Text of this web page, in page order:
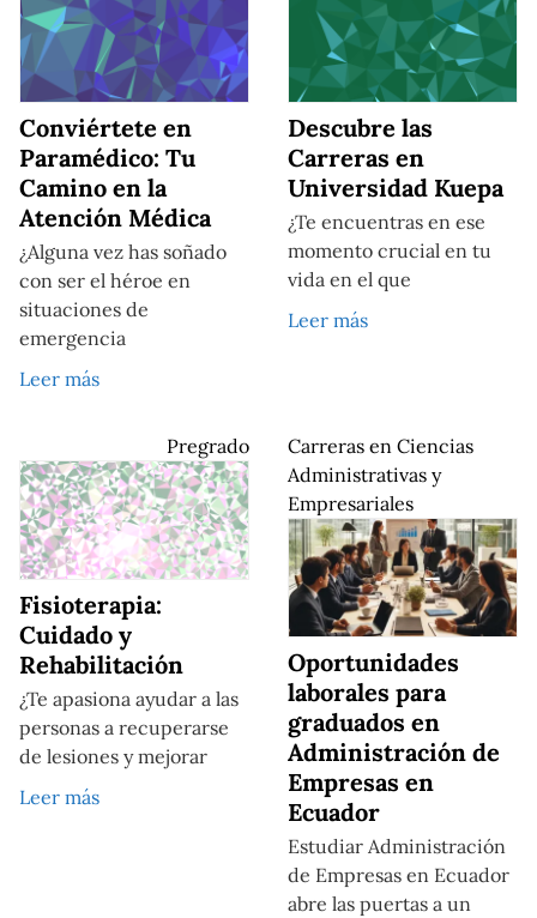
Conviértete en
Paramédico: Tu
Camino en la
Atención Médica
¿Alguna vez has soñado
con ser el héroe en
situaciones de
emergencia
Leer más
Descubre las
Carreras en
Universidad Kuepa
¿Te encuentras en ese
momento crucial en tu
vida en el que
Leer más
Pregrado
Fisioterapia:
Cuidado y
Rehabilitación
¿Te apasiona ayudar a las
personas a recuperarse
de lesiones y mejorar
Leer más
Carreras en Ciencias
Administrativas y
Empresariales
Oportunidades
laborales para
graduados en
Administración de
Empresas en
Ecuador
Estudiar Administración
de Empresas en Ecuador
abre las puertas a un